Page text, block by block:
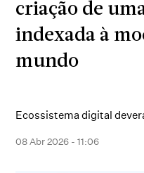
criação de
indexada à
mundo
Ecossistema digital
08 Abr 2026 - 11:06